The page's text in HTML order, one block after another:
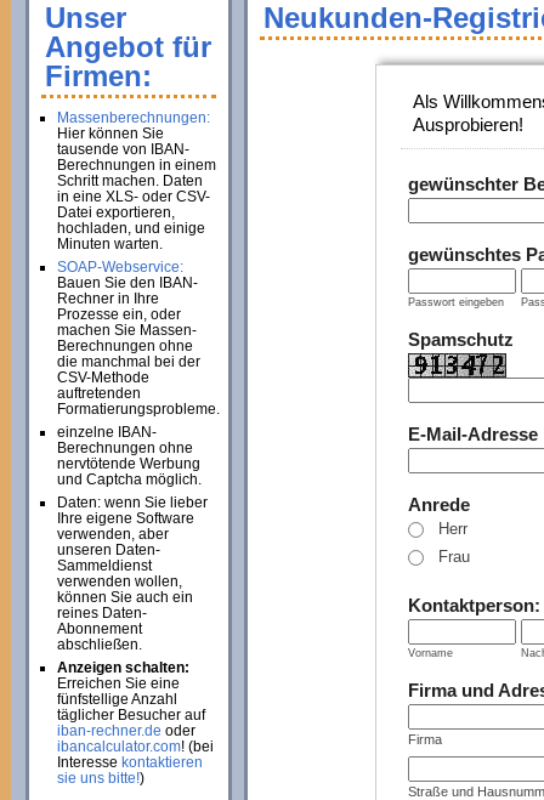
Neukunden-
Als
Ausprobieren!
gewünschter
gewünschtes
Passwort eingeben
Spamschutz
E-Mail-Adresse
Anrede
Herr
Frau
Kontaktperson:
Vorname
Firma und
Firma
Straße und
Unser
Angebot für
Firmen:
Massenberechnungen:
Hier können Sie
tausende von IBAN-
Berechnungen in einem
Schritt machen. Daten
in eine XLS- oder CSV-
Datei exportieren,
hochladen, und einige
Minuten warten.
SOAP-Webservice:
Bauen Sie den IBAN-
Rechner in Ihre
Prozesse ein, oder
machen Sie Massen-
Berechnungen ohne
die manchmal bei der
CSV-Methode
auftretenden
Formatierungsprobleme.
einzelne IBAN-
Berechnungen ohne
nervtötende Werbung
und Captcha möglich.
Daten: wenn Sie lieber
Ihre eigene Software
verwenden, aber
unseren Daten-
Sammeldienst
verwenden wollen,
können Sie auch ein
reines Daten-
Abonnement
abschließen.
Anzeigen schalten:
Erreichen Sie eine
fünfstellige Anzahl
täglicher Besucher auf
iban-rechner.de oder
ibancalculator.com! (bei
Interesse kontaktieren
sie uns bitte!)